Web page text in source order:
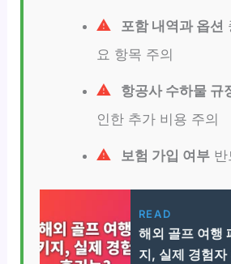
포함 내역과 옵션
요 항목 주의
항공사 수하물 규
인한 추가 비용 주의
보험 가입 여부반
READ
해외 골프 여행
지, 실제 경험자